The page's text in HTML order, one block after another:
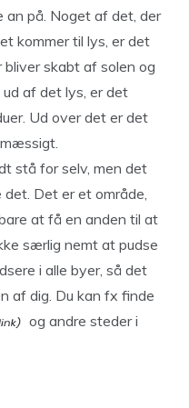
an på. Noget af det, der
kommer til lys, er det
skabt af solen og
af det lys, er det
Ud over det er det
stå for selv, men det
Det er et område,
at få en anden til at
særlig nemt at pudse
i alle byer, så det
af dig. Du kan fx finde
og andre steder i